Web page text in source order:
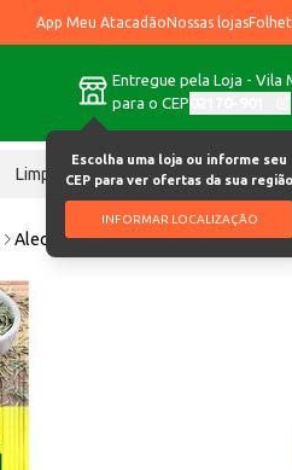
App Meu AtacadãoNossas lojas
Entregue pela Loja - Vila
para o CEP
Escolha uma loja ou informe seu
CEP para ver ofertas da sua região
INFORMAR LOCALIZAÇÃO
Limpeza Chocolates
Alecrim Campilar 5g